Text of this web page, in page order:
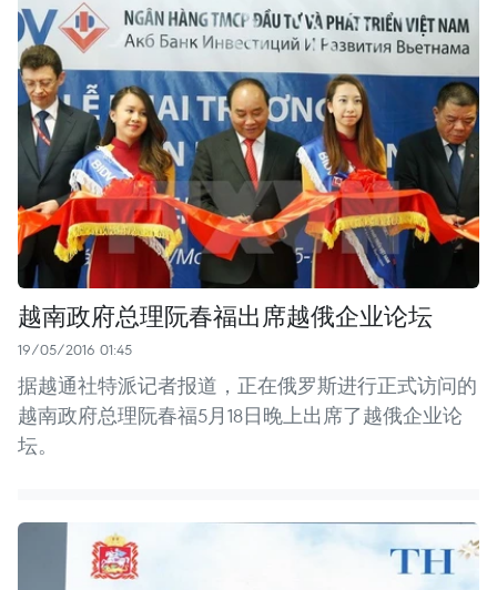
越南政府总理阮春福出席越俄企业论坛
19/05/2016 01:45
据越通社特派记者报道，正在俄罗斯进行正式访问的
越南政府总理阮春福5月18日晚上出席了越俄企业论
坛。